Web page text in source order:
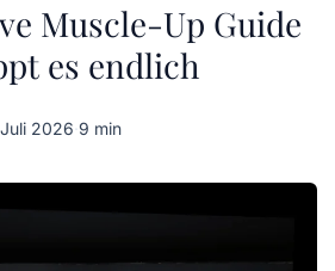
Muscle-Up Guide
es endlich
2026·9 min